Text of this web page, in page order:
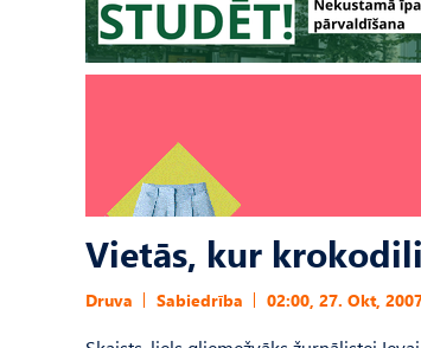
Vietās, kur
Druva Sabiedrība 02:00, 27. Okt,